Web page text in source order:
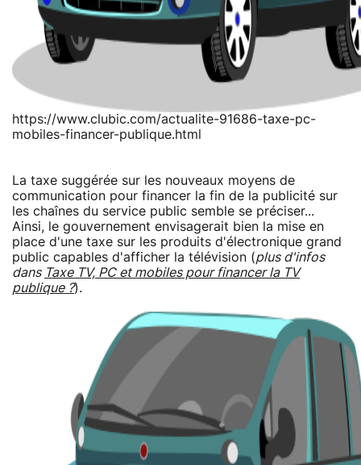
https://www.clubic.com/actualite-91686-taxe-pc-
mobiles-financer-publique.html
La taxe suggérée sur les nouveaux moyens de
communication pour financer la fin de la publicité sur
les chaînes du service public semble se préciser...
Ainsi, le gouvernement envisagerait bien la mise en
place d'une taxe sur les produits d'électronique grand
public capables d'afficher la télévision (plus d'infos
dans Taxe TV, PC et mobiles pour financer la TV
publique ?).